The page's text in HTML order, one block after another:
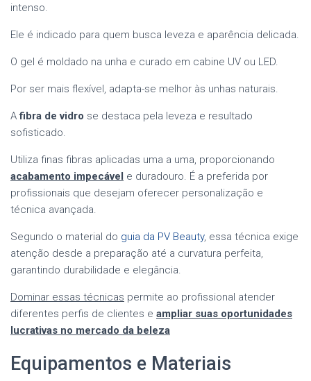
intenso.
Ele é indicado para quem busca leveza e aparência delicada.
O gel é moldado na unha e curado em cabine UV ou LED.
Por ser mais flexível, adapta-se melhor às unhas naturais.
Afibra de vidro se destaca pela leveza e resultado
sofisticado.
Utiliza finas fibras aplicadas uma a uma, proporcionando
acabamento impecável e duradouro. É a preferida por
profissionais que desejam oferecer personalização e
técnica avançada.
Segundo o material do guia da PV Beauty, essa técnica exige
atenção desde a preparação até a curvatura perfeita,
garantindo durabilidade e elegância.
Dominar essas técnicas permite ao profissional atender
diferentes perfis de clientes e ampliar suas oportunidades
lucrativas no mercado da beleza
Equipamentos e Materiais